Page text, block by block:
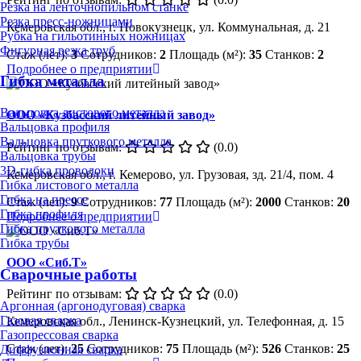
Резка на ленточнопильном станке
Резка пресс-ножницами
Рубка на гильотинных ножницах
Фигурная резка труб
Гибка металла
Вальцовка листового металла
Вальцовка профиля
Вальцовка пруткового металла
Вальцовка трубы
3D-гибка проволоки
Гибка листового металла
Гибка на прессе
Гибка профиля
Гибка пруткового металла
Гибка трубы
Сварочные работы
Аргонная (аргонодуговая) сварка
Газовая сварка
Газопрессовая сварка
Диффузионная сварка
Кемеровская обл., г. Новокузнецк, ул. Коммунальная, д. 21
Стаж (лет):3 Сотрудников: 2 Площадь (м²): 35 Станков: 2
Подробнее о предприятии
ООО «Кузбасский литейный завод»
Рейтинг по отзывам:
(0.0)
Кемеровская обл., г. Кемерово, ул. Грузовая, зд. 21/4, пом. 4
Стаж (лет):9 Сотрудников: 77 Площадь (м²): 2000 Станков: 20
Подробнее о предприятии
ООО «Сиб.Т»
Рейтинг по отзывам:
(0.0)
Кемеровская обл., Ленинск-Кузнецкий, ул. Телефонная, д. 15
Стаж (лет):25 Сотрудников: 75 Площадь (м²): 526 Станков: 25